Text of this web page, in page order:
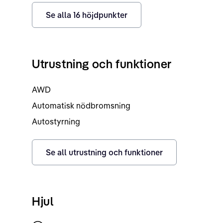
Se alla 16 höjdpunkter
Utrustning och funktioner
AWD
Automatisk nödbromsning
Autostyrning
Se all utrustning och funktioner
Hjul